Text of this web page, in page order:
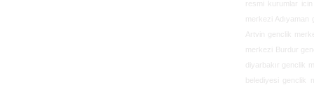
resmi kurumlar
merkezi
Artvin genclik
merkezi Burdur
diyarbakır genclik
belediyesi genclik